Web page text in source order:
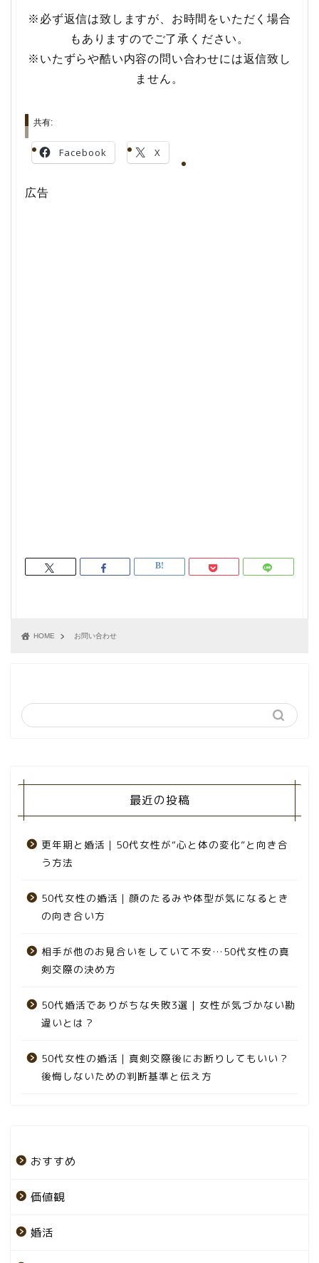
※必ず返信は致しますが、お時間をいただく場合
もありますのでご了承ください。
※いたずらや酷い内容の問い合わせには返信致し
ません。
共有:
Facebook X
広告
HOME お問い合わせ
最近の投稿
更年期と婚活｜50代女性が“心と体の変化”と向き合
う方法
50代女性の婚活｜顔のたるみや体型が気になるとき
の向き合い方
相手が他のお見合いをしていて不安…50代女性の真
剣交際の決め方
50代婚活でありがちな失敗3選｜女性が気づかない勘
違いとは？
50代女性の婚活｜真剣交際後にお断りしてもいい？
後悔しないための判断基準と伝え方
おすすめ
価値観
婚活